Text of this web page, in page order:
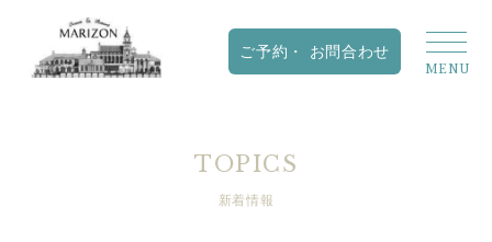
TOPICS
新着情報